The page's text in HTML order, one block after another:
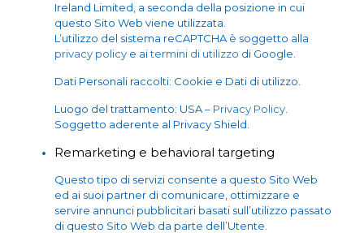
Ireland Limited, a seconda della posizione in cui
questo Sito Web viene utilizzata.
L’utilizzo del sistema reCAPTCHA è soggetto alla
privacy policye aitermini di utilizzo di Google.
Dati Personali raccolti: Cookie e Dati di utilizzo.
Luogo del trattamento: USA – Privacy Policy.
Soggetto aderente al Privacy Shield.
Remarketing e behavioral targeting
Questo tipo di servizi consente a questo Sito Web
ed ai suoi partner di comunicare, ottimizzare e
servire annunci pubblicitari basati sull’utilizzo passato
di questo Sito Web da parte dell’Utente.